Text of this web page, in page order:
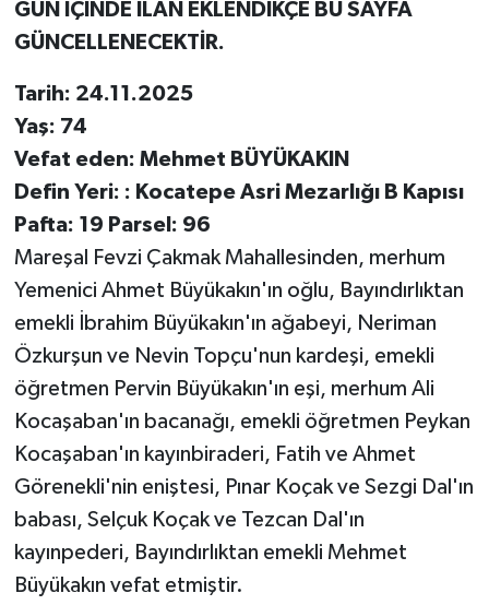
GÜN İÇİNDE İLAN EKLENDİKÇE BU SAYFA
GÜNCELLENECEKTİR.
Tarih: 24.11.2025
Yaş: 74
Vefat eden: Mehmet BÜYÜKAKIN
Defin Yeri: : Kocatepe Asri Mezarlığı B Kapısı
Pafta: 19 Parsel: 96
Mareşal Fevzi Çakmak Mahallesinden, merhum
Yemenici Ahmet Büyükakın'ın oğlu, Bayındırlıktan
emekli İbrahim Büyükakın'ın ağabeyi, Neriman
Özkurşun ve Nevin Topçu'nun kardeşi, emekli
öğretmen Pervin Büyükakın'ın eşi, merhum Ali
Kocaşaban'ın bacanağı, emekli öğretmen Peykan
Kocaşaban'ın kayınbiraderi, Fatih ve Ahmet
Görenekli'nin eniştesi, Pınar Koçak ve Sezgi Dal'ın
babası, Selçuk Koçak ve Tezcan Dal'ın
kayınpederi, Bayındırlıktan emekli Mehmet
Büyükakın vefat etmiştir.